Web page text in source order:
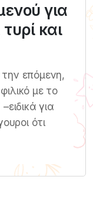
για
και
επόμενη,
με το
για
ότι